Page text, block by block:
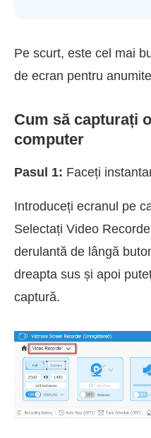
Pe scurt, este cel mai
de ecran pentru
Cum să capturați
computer
Pasul 1: Faceți
Introduceți ecranul pe
Selectați Video
derulantă de lângă
dreapta sus și apoi
captură.